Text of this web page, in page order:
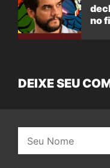
no
DEIXE SEU